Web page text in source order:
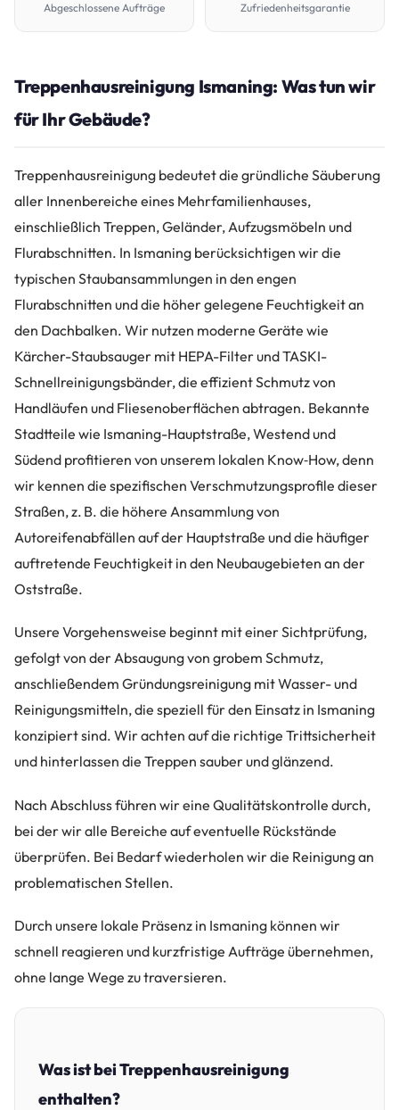
Abgeschlossene Aufträge Zufriedenheitsgarantie
Treppenhausreinigung Ismaning: Was tun wir
für Ihr Gebäude?
Treppenhausreinigung bedeutet die gründliche Säuberung
aller Innenbereiche eines Mehrfamilienhauses,
einschließlich Treppen, Geländer, Aufzugsmöbeln und
Flurabschnitten. In Ismaning berücksichtigen wir die
typischen Staubansammlungen in den engen
Flurabschnitten und die höher gelegene Feuchtigkeit an
den Dachbalken. Wir nutzen moderne Geräte wie
Kärcher-Staubsauger mit HEPA-Filter und TASKI-
Schnellreinigungsbänder, die effizient Schmutz von
Handläufen und Fliesenoberflächen abtragen. Bekannte
Stadtteile wie Ismaning-Hauptstraße, Westend und
Südend profitieren von unserem lokalen Know‑How, denn
wir kennen die spezifischen Verschmutzungsprofile dieser
Straßen, z. B. die höhere Ansammlung von
Autoreifenabfällen auf der Hauptstraße und die häufiger
auftretende Feuchtigkeit in den Neubaugebieten an der
Oststraße.
Unsere Vorgehensweise beginnt mit einer Sichtprüfung,
gefolgt von der Absaugung von grobem Schmutz,
anschließendem Gründungsreinigung mit Wasser- und
Reinigungsmitteln, die speziell für den Einsatz in Ismaning
konzipiert sind. Wir achten auf die richtige Trittsicherheit
und hinterlassen die Treppen sauber und glänzend.
Nach Abschluss führen wir eine Qualitätskontrolle durch,
bei der wir alle Bereiche auf eventuelle Rückstände
überprüfen. Bei Bedarf wiederholen wir die Reinigung an
problematischen Stellen.
Durch unsere lokale Präsenz in Ismaning können wir
schnell reagieren und kurzfristige Aufträge übernehmen,
ohne lange Wege zu traversieren.
Was ist bei Treppenhausreinigung
enthalten?